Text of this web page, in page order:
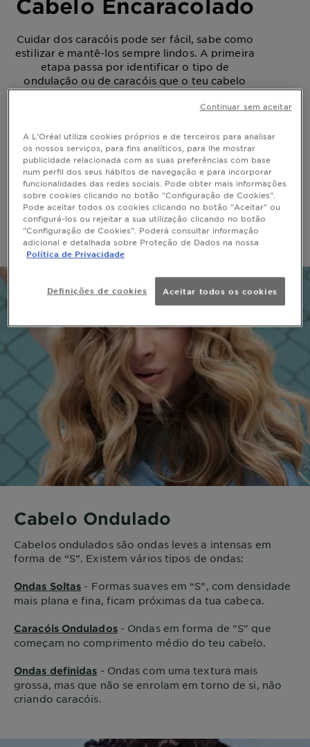
Cabelo Encaracolado
Cuidar dos caracóis pode ser fácil, sabe como
estilizar e mantê-los sempre lindos. A primeira
etapa passa por identificar o tipo de
ondulação ou de caracóis que o teu cabelo
possui.
VER PRODUTOS
Home Cuidados Cabelo Encaracolado
Cabelo Ondulado
Cabelos ondulados são ondas leves a intensas em
forma de “S”. Existem vários tipos de ondas:
Ondas Soltas - Formas suaves em “S”, com densidade
mais plana e fina, ficam próximas da tua cabeça.
Caracóis Ondulados- Ondas em forma de "S" que
começam no comprimento médio do teu cabelo.
Ondas definidas - Ondas com uma textura mais
grossa, mas que não se enrolam em torno de si, não
criando caracóis.
A L'Oréal utiliza cookies próprios e de terceiros para analisar
os nossos serviços, para fins analíticos, para lhe mostrar
publicidade relacionada com as suas preferências com base
num perfil dos seus hábitos de navegação e para incorporar
funcionalidades das redes sociais. Pode obter mais informações
sobre cookies clicando no botão "Configuração de Cookies".
Pode aceitar todos os cookies clicando no botão "Aceitar" ou
configurá-los ou rejeitar a sua utilização clicando no botão
"Configuração de Cookies". Poderá consultar informação
adicional e detalhada sobre Proteção de Dados na nossa
Política de Privacidade
Definições de cookies Aceitar todos os cookies
Continuar sem aceitar